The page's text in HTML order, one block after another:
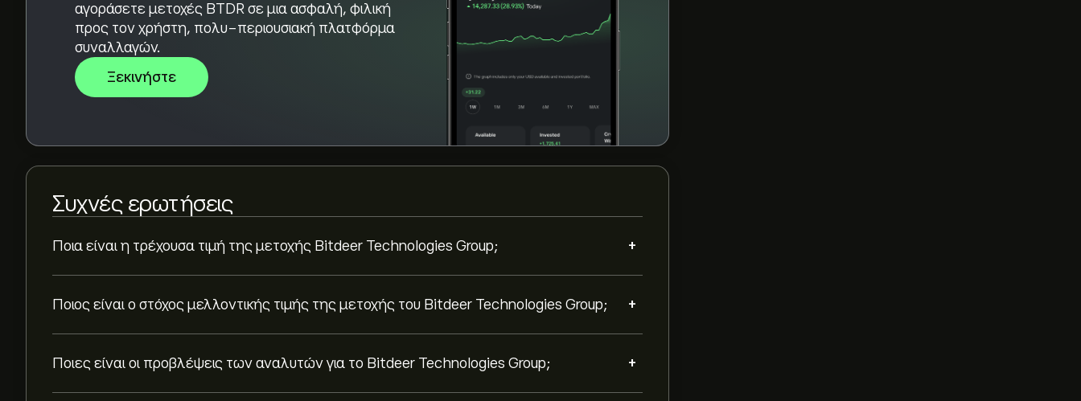
αγοράσετε μετοχές BTDR σε μια ασφαλή, φιλική
προς τον χρήστη, πολυ-περιουσιακή πλατφόρμα
συναλλαγών.
Ξεκινήστε
Συχνές ερωτήσεις
Ποια είναι η τρέχουσα τιμή της μετοχής Bitdeer Technologies Group; +
Ποιος είναι ο στόχος μελλοντικής τιμής της μετοχής του Bitdeer Technologies Group; +
Ποιες είναι οι προβλέψεις των αναλυτών για το Bitdeer Technologies Group; +